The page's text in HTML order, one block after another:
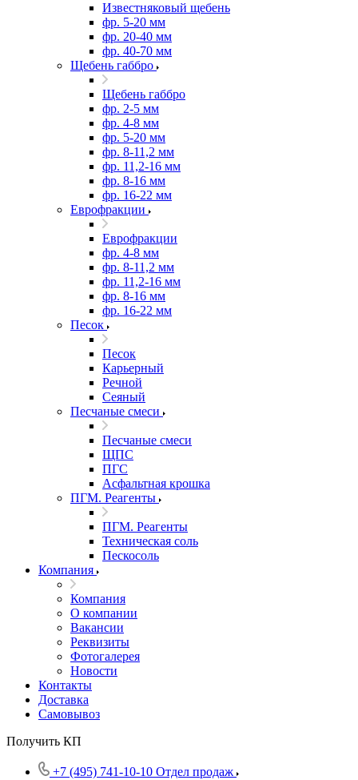
Известняковый щебень
фр. 5-20 мм
фр. 20-40 мм
фр. 40-70 мм
Щебень габбро
Щебень габбро
фр. 2-5 мм
фр. 4-8 мм
фр. 5-20 мм
фр. 8-11,2 мм
фр. 11,2-16 мм
фр. 8-16 мм
фр. 16-22 мм
Еврофракции
Еврофракции
фр. 4-8 мм
фр. 8-11,2 мм
фр. 11,2-16 мм
фр. 8-16 мм
фр. 16-22 мм
Песок
Песок
Карьерный
Речной
Сеяный
Песчаные смеси
Песчаные смеси
ЩПС
ПГС
Асфальтная крошка
ПГМ. Реагенты
ПГМ. Реагенты
Техническая соль
Пескосоль
Компания
Компания
О компании
Вакансии
Реквизиты
Фотогалерея
Новости
Контакты
Доставка
Самовывоз
Получить КП
+7 (495) 741-10-10 Отдел продаж